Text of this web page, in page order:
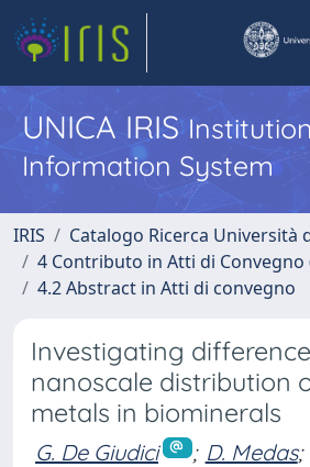
UNICA IRIS
Information System
IRIS
Catalogo Ricerca Università
4 Contributo in Atti di Convegno
4.2 Abstract in Atti di convegno
Investigating
nanoscale distribution
metals in biominerals
G. De Giudici ; D. Medas;